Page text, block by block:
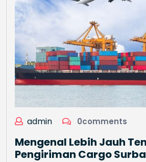
admin 0comments
Mengenal Lebih Jauh
Pengiriman Cargo